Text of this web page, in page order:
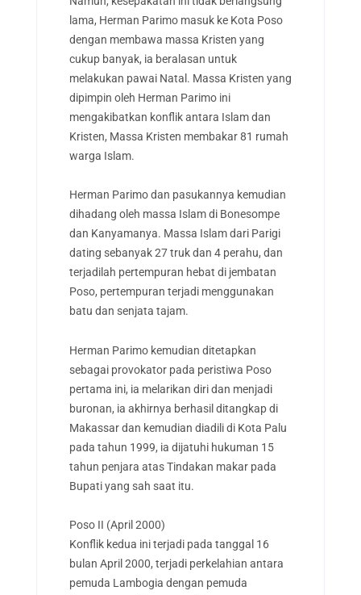
lama, Herman Parimo masuk ke Kota Poso
dengan membawa massa Kristen yang
cukup banyak, ia beralasan untuk
melakukan pawai Natal. Massa Kristen yang
dipimpin oleh Herman Parimo ini
mengakibatkan konflik antara Islam dan
Kristen, Massa Kristen membakar 81 rumah
warga Islam.
Herman Parimo dan pasukannya kemudian
dihadang oleh massa Islam di Bonesompe
dan Kanyamanya. Massa Islam dari Parigi
dating sebanyak 27 truk dan 4 perahu, dan
terjadilah pertempuran hebat di jembatan
Poso, pertempuran terjadi menggunakan
batu dan senjata tajam.
Herman Parimo kemudian ditetapkan
sebagai provokator pada peristiwa Poso
pertama ini, ia melarikan diri dan menjadi
buronan, ia akhirnya berhasil ditangkap di
Makassar dan kemudian diadili di Kota Palu
pada tahun 1999, ia dijatuhi hukuman 15
tahun penjara atas Tindakan makar pada
Bupati yang sah saat itu.
Poso II (April 2000)
Konflik kedua ini terjadi pada tanggal 16
bulan April 2000, terjadi perkelahian antara
pemuda Lambogia dengan pemuda